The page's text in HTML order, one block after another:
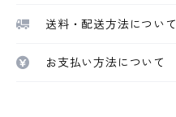
送料・配送方法について
お支払い方法について